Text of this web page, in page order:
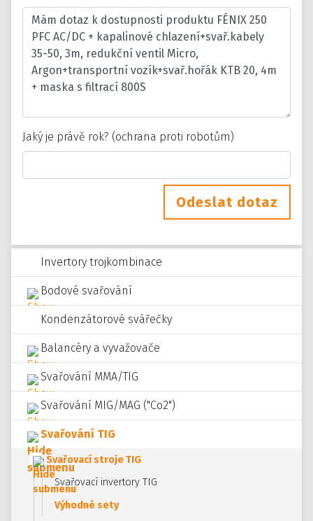
Invertory trojkombinace
Bodové svařování
Kondenzátorové svářečky
Balancéry a vyvažovače
Svařování MMA/TIG
Svařování MIG/MAG ("Co2")
Svařování TIG
Svařovací stroje TIG
Svařovací invertory TIG
Výhodné sety
Jaký je právě rok? (ochrana proti robotům)
Odeslat dotaz